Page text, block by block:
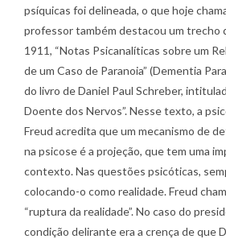
psíquicas foi delineada, o que hoje
professor também destacou um trecho
1911, “Notas Psicanalíticas sobre um
de um Caso de Paranoia” (Dementia
do livro de Daniel Paul Schreber,
Doente dos Nervos”. Nesse texto, a
Freud acredita que um mecanismo de
na psicose é a projeção, que tem uma
contexto. Nas questões psicóticas,
colocando-o como realidade. Freud
“ruptura da realidade”. No caso do
condição delirante era a crença de que